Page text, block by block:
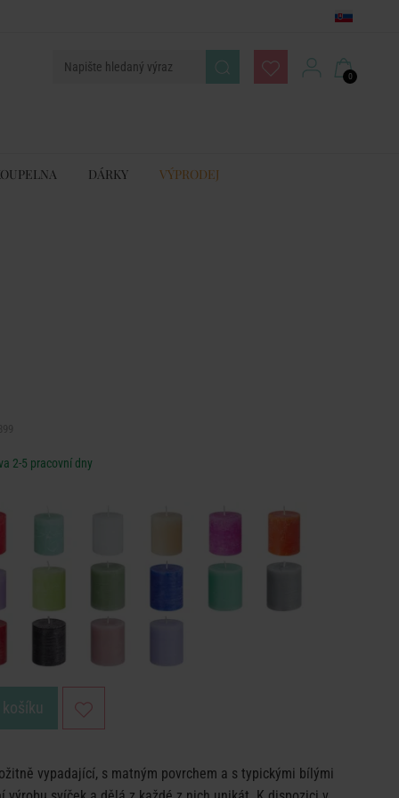
0
DÁRKY VÝPRODEJ
2-5 pracovní dny
vypadající, s matným povrchem a s typickými bílými